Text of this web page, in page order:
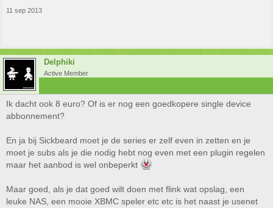
11 sep 2013
Delphiki
Active Member
Ik dacht ook 8 euro? Of is er nog een goedkopere single device
abbonnement?
En ja bij Sickbeard moet je de series er zelf even in zetten en je
moet je subs als je die nodig hebt nog even met een plugin regelen
maar het aanbod is wel onbeperkt
Maar goed, als je dat goed wilt doen met flink wat opslag, een
leuke NAS, een mooie XBMC speler etc etc is het naast je usenet